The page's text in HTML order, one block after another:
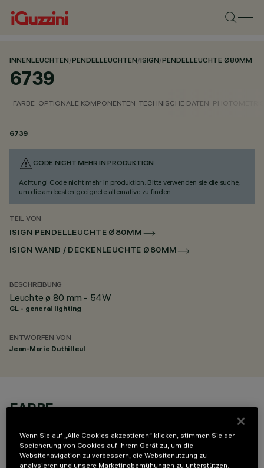
INNENLEUCHTEN/PENDELLEUCHTEN/ISIGN/PENDELLEUCHTE Ø80MM
6739
FARBE OPTIONALE KOMPONENTEN TECHNISCHE DATEN
6739
CODE NICHT MEHR IN PRODUKTION
Achtung! Code nicht mehr in produktion. Bitte verwenden sie die suche,
um die am besten geeignete alternative zu finden.
TEIL VON
ISIGN PENDELLEUCHTE Ø80MM
ISIGN WAND / DECKENLEUCHTE Ø80MM
BESCHREIBUNG
Leuchte ø 80 mm - 54W
GL - general lighting
ENTWORFEN VON
Jean-Marie Duthilleul
FARBE
Wenn Sie auf „Alle Cookies akzeptieren“ klicken, stimmen Sie der
Speicherung von Cookies auf Ihrem Gerät zu, um die
Websitenavigation zu verbessern, die Websitenutzung zu
analysieren und unsere Marketingbemühungen zu unterstützen.